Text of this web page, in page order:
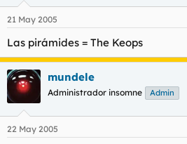
21 May 2005
Las pirámides = The Keops
mundele
Administrador insomne Admin
22 May 2005